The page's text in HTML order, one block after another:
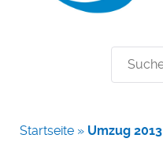
Suchen
Startseite » Umzug 2013